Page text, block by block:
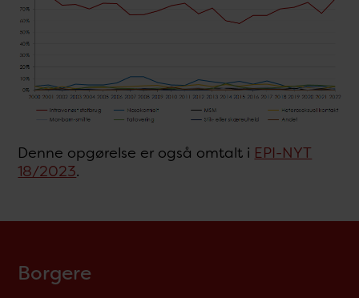
Denne opgørelse er også omtalt i EPI-NYT
18/2023.
Borgere